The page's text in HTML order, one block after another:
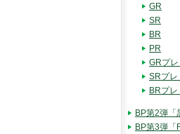
GR
SR
BR
PR
GRプ
SRプレ
BRプレ
BP第2弾「
BP第3弾「